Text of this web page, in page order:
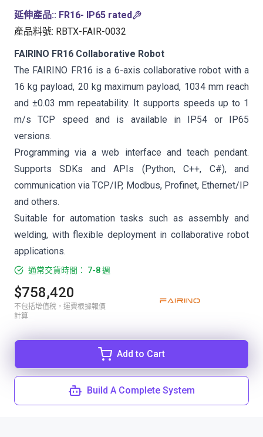
延伸產品:: FR16- IP65 rated
產品料號: RBTX-FAIR-0032
FAIRINO FR16 Collaborative Robot
The FAIRINO FR16 is a 6-axis collaborative robot with a
16 kg payload, 20 kg maximum payload, 1034 mm reach
and ±0.03 mm repeatability. It supports speeds up to 1
m/s TCP speed and is available in IP54 or IP65
versions.
Programming via a web interface and teach pendant.
Supports SDKs and APIs (Python, C++, C#), and
communication via TCP/IP, Modbus, Profinet, Ethernet/IP
and others.
Suitable for automation tasks such as assembly and
welding, with flexible deployment in collaborative robot
applications.
通常交貨時間： 7-8 週
$758,420
不包括增值稅，運費根據報價
計算
Add to Cart
Build A Complete System